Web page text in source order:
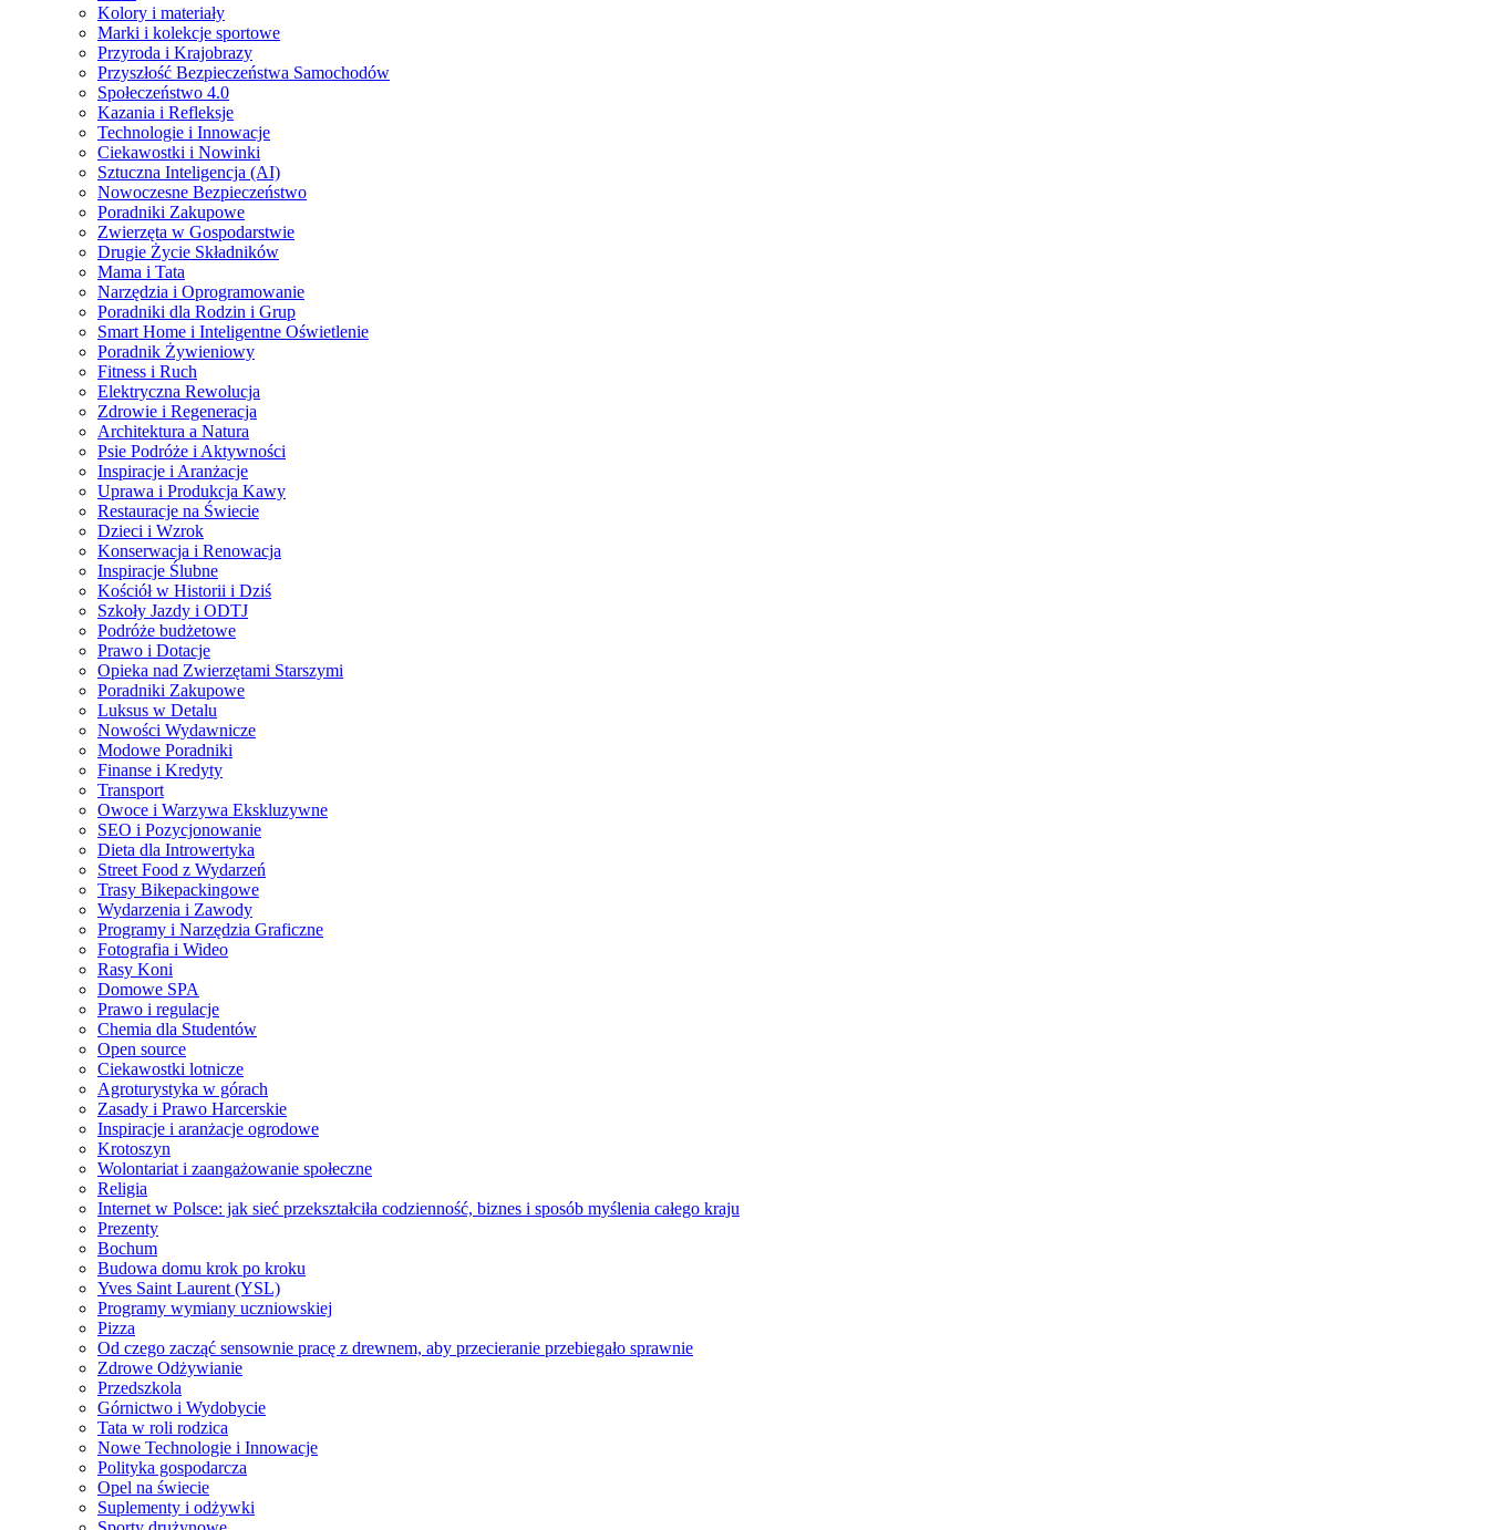
Kolory i materiały
Marki i kolekcje sportowe
Przyroda i Krajobrazy
Przyszłość Bezpieczeństwa Samochodów
Społeczeństwo 4.0
Kazania i Refleksje
Technologie i Innowacje
Ciekawostki i Nowinki
Sztuczna Inteligencja (AI)
Nowoczesne Bezpieczeństwo
Poradniki Zakupowe
Zwierzęta w Gospodarstwie
Drugie Życie Składników
Mama i Tata
Narzędzia i Oprogramowanie
Poradniki dla Rodzin i Grup
Smart Home i Inteligentne Oświetlenie
Poradnik Żywieniowy
Fitness i Ruch
Elektryczna Rewolucja
Zdrowie i Regeneracja
Architektura a Natura
Psie Podróże i Aktywności
Inspiracje i Aranżacje
Uprawa i Produkcja Kawy
Restauracje na Świecie
Dzieci i Wzrok
Konserwacja i Renowacja
Inspiracje Ślubne
Kościół w Historii i Dziś
Szkoły Jazdy i ODTJ
Podróże budżetowe
Prawo i Dotacje
Opieka nad Zwierzętami Starszymi
Poradniki Zakupowe
Luksus w Detalu
Nowości Wydawnicze
Modowe Poradniki
Finanse i Kredyty
Transport
Owoce i Warzywa Ekskluzywne
SEO i Pozycjonowanie
Dieta dla Introwertyka
Street Food z Wydarzeń
Trasy Bikepackingowe
Wydarzenia i Zawody
Programy i Narzędzia Graficzne
Fotografia i Wideo
Rasy Koni
Domowe SPA
Prawo i regulacje
Chemia dla Studentów
Open source
Ciekawostki lotnicze
Agroturystyka w górach
Zasady i Prawo Harcerskie
Inspiracje i aranżacje ogrodowe
Krotoszyn
Wolontariat i zaangażowanie społeczne
Religia
Internet w Polsce: jak sieć przekształciła codzienność, biznes i sposób myślenia całego kraju
Prezenty
Bochum
Budowa domu krok po kroku
Yves Saint Laurent (YSL)
Programy wymiany uczniowskiej
Pizza
Od czego zacząć sensownie pracę z drewnem, aby przecieranie przebiegało sprawnie
Zdrowe Odżywianie
Przedszkola
Górnictwo i Wydobycie
Tata w roli rodzica
Nowe Technologie i Innowacje
Polityka gospodarcza
Opel na świecie
Suplementy i odżywki